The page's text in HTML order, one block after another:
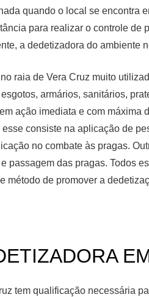
quando o local se encontra
para realizar o controle de
a dedetizadora do ambiente
raia de Vera Cruz muito
armários, sanitários,
ação imediata e com
consiste na aplicação de
no combate às pragas.
passagem das pragas. Todos
método de promover a
tem qualificação necessária